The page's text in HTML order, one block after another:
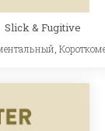
Slick & Fugitive
,